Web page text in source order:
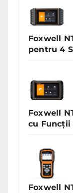
Foxwell
pentru 4
Foxwell
cu Funcții
Foxwell